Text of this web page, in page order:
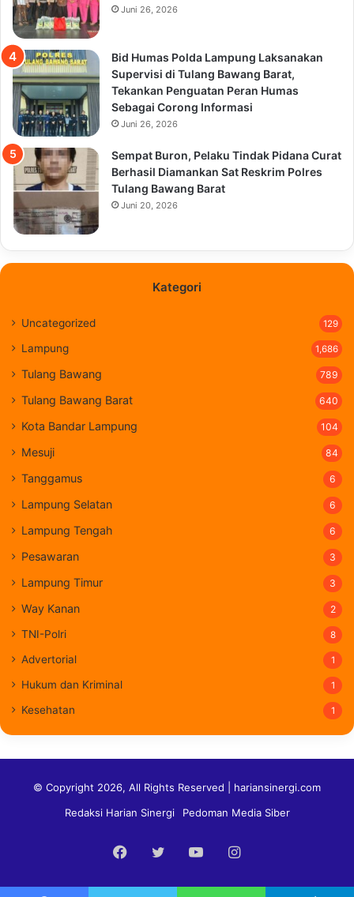
Juni 26, 2026
Bid Humas Polda Lampung Laksanakan
Supervisi di Tulang Bawang Barat,
Tekankan Penguatan Peran Humas
Sebagai Corong Informasi
Juni 26, 2026
Sempat Buron, Pelaku Tindak Pidana Curat
Berhasil Diamankan Sat Reskrim Polres
Tulang Bawang Barat
Juni 20, 2026
Kategori
Uncategorized 129
Lampung 1,686
Tulang Bawang 789
Tulang Bawang Barat 640
Kota Bandar Lampung 104
Mesuji 84
Tanggamus 6
Lampung Selatan 6
Lampung Tengah 6
Pesawaran 3
Lampung Timur 3
Way Kanan 2
TNI-Polri 8
Advertorial 1
Hukum dan Kriminal 1
Kesehatan 1
© Copyright 2026, All Rights Reserved | hariansinergi.com
Redaksi Harian Sinergi
Pedoman Media Siber
Facebook
TwitterYouTubeInstagram